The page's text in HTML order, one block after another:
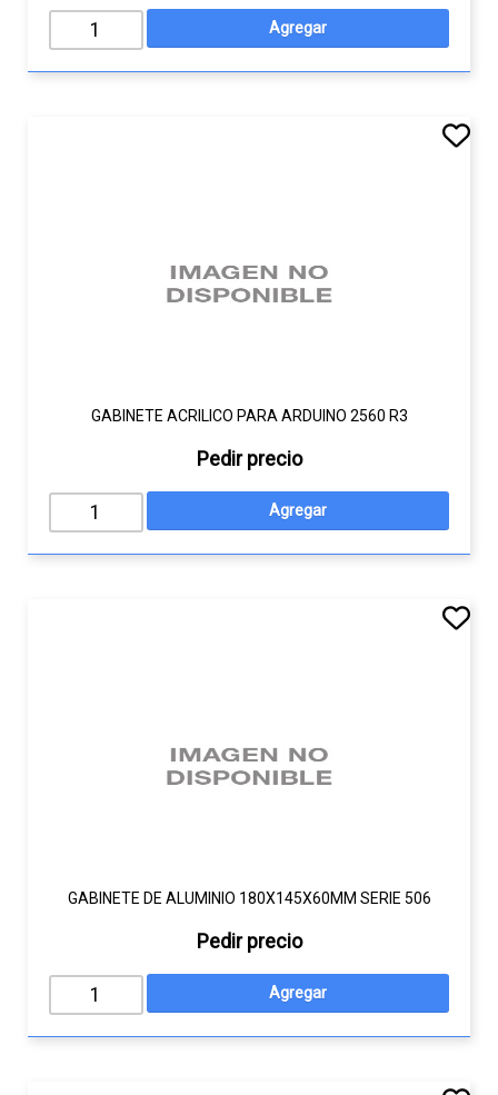
GABINETE ACRILICO PARA ARDUINO 2560 R3
Pedir precio
GABINETE DE ALUMINIO 180X145X60MM SERIE 506
Pedir precio